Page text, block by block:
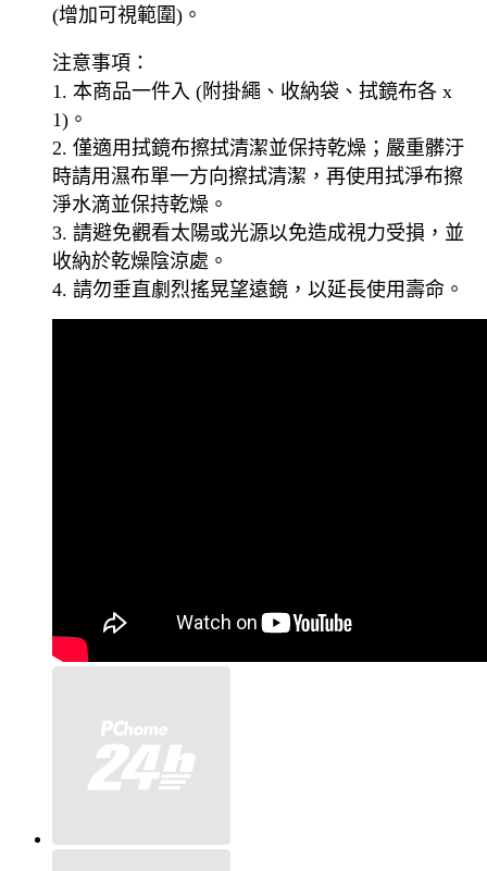
(增加可視範圍)。
注意事項：
1. 本商品一件入 (附掛繩、收納袋、拭鏡布各 x
1)。
2. 僅適用拭鏡布擦拭清潔並保持乾燥；嚴重髒汙
時請用濕布單一方向擦拭清潔，再使用拭淨布擦
淨水滴並保持乾燥。
3. 請避免觀看太陽或光源以免造成視力受損，並
收納於乾燥陰涼處。
4. 請勿垂直劇烈搖晃望遠鏡，以延長使用壽命。